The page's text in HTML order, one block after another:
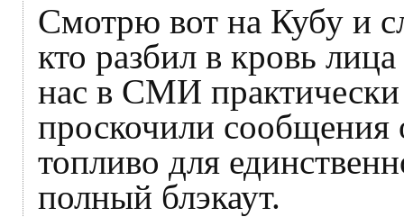
Смотрю вот на Кубу и
кто разбил в кровь
нас в СМИ практически
проскочили сообщения
топливо для
полный блэкаут.